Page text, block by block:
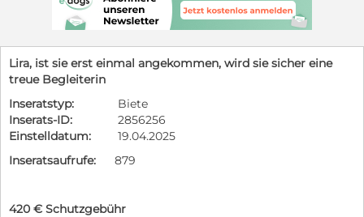
Lira, ist sie erst einmal angekommen, wird sie sicher eine
treue Begleiterin
Inseratstyp:
Biete
Inserats-ID:
2856256
Einstelldatum:
19.04.2025
Inseratsaufrufe:
879
420 € Schutzgebühr